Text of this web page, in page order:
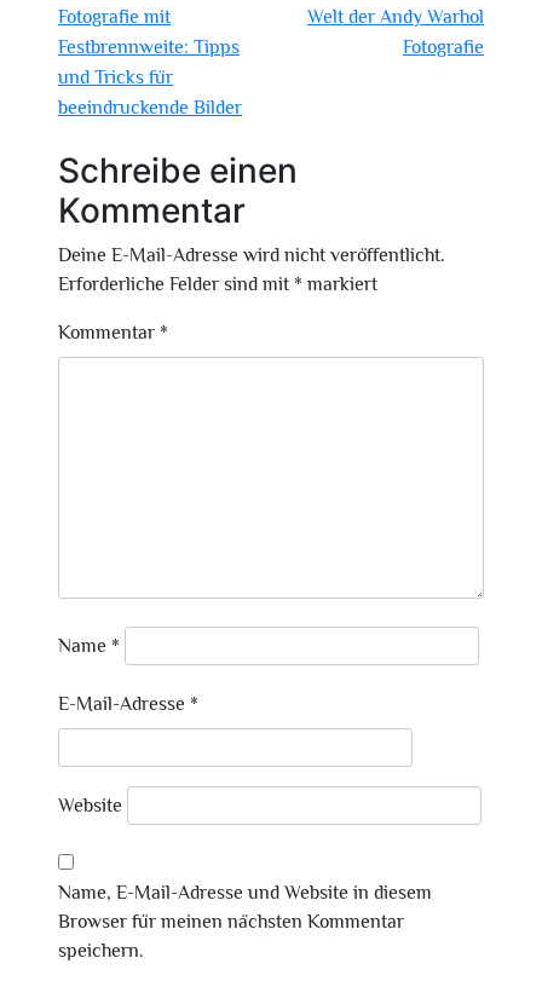
Fotografie mit
Festbrennweite: Tipps
und Tricks für
beeindruckende Bilder
Welt der Andy Warhol
Fotografie
Schreibe einen
Kommentar
Deine E-Mail-Adresse wird nicht veröffentlicht.
Erforderliche Felder sind mit * markiert
Kommentar *
Name *
E-Mail-Adresse *
Website
Name, E-Mail-Adresse und Website in diesem
Browser für meinen nächsten Kommentar
speichern.